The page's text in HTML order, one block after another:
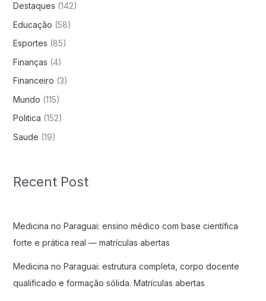
Destaques (142)
Educação (58)
Esportes (85)
Finanças (4)
Financeiro (3)
Mundo (115)
Politica (152)
Saude (19)
Recent Post
Medicina no Paraguai: ensino médico com base científica
forte e prática real — matrículas abertas
Medicina no Paraguai: estrutura completa, corpo docente
qualificado e formação sólida. Matrículas abertas